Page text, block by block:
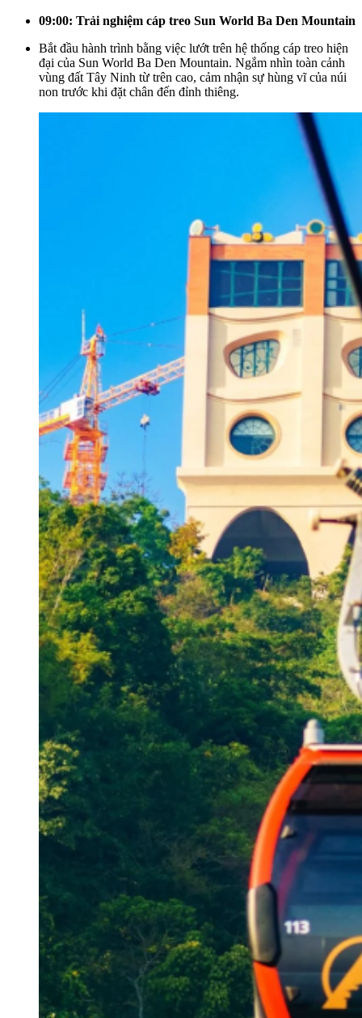
09:00: Trải nghiệm cáp treo Sun World Ba Den Mountain
Bắt đầu hành trình bằng việc lướt trên hệ thống cáp treo hiện
đại của Sun World Ba Den Mountain. Ngắm nhìn toàn cảnh
vùng đất Tây Ninh từ trên cao, cảm nhận sự hùng vĩ của núi
non trước khi đặt chân đến đỉnh thiêng.